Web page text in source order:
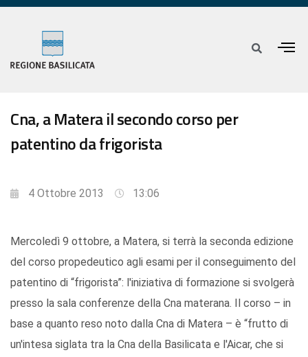
Cna, a Matera il secondo corso per
patentino da frigorista
4 Ottobre 2013 13:06
Mercoledì 9 ottobre, a Matera, si terrà la seconda edizione
del corso propedeutico agli esami per il conseguimento del
patentino di “frigorista”: l'iniziativa di formazione si svolgerà
presso la sala conferenze della Cna materana. Il corso – in
base a quanto reso noto dalla Cna di Matera – è “frutto di
un'intesa siglata tra la Cna della Basilicata e l'Aicar, che si